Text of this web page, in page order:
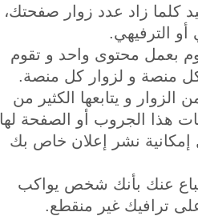
كلما زاد عدد زوار صفحتك،
الترفيهي.
بعمل محتوى واحد و تقوم
منصة و لزوار كل منصة.
و يتابعها الكثير من
هذا الجروب أو الصفحة لها
إمكانية نشر إعلان خاص بك
عنك بأنك شخص يواكب
ترافيك غير منقطع.